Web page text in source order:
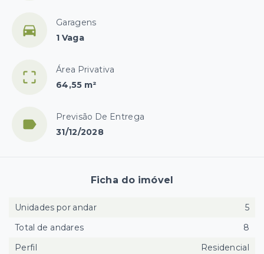
Garagens
1 Vaga
Área Privativa
64,55 m²
Previsão De Entrega
31/12/2028
Ficha do imóvel
Unidades por andar
5
Total de andares
8
Perfil
Residencial